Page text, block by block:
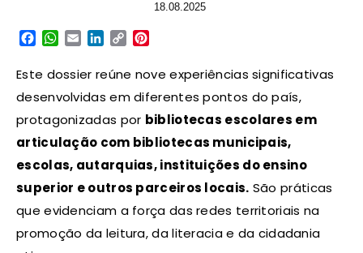
18.08.2025
Facebook
WhatsApp
EmailLinkedIn
Copy
Este dossier reúne nove experiências significativas
desenvolvidas em diferentes pontos do país,
protagonizadas por bibliotecas escolares em
articulação com bibliotecas municipais,
escolas, autarquias, instituições do ensino
superior e outros parceiros locais. São práticas
que evidenciam a força das redes territoriais na
promoção da leitura, da literacia e da cidadania